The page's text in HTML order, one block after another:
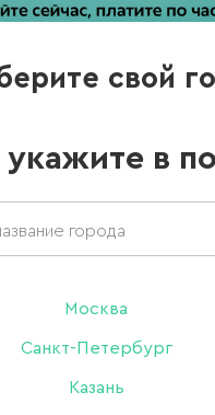
свой
в
Москва
Санкт-Петербург
Казань